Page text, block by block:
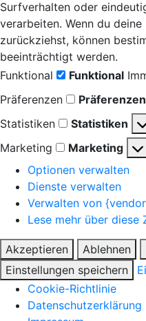
Surfverhalten oder
verarbeiten. Wenn du
zurückziehst, können
beeinträchtigt werden.
Funktional
Funktional
Präferenzen
Präferenzen
Statistiken
Statistiken
Marketing
Marketing
Optionen verwalten
Dienste verwalten
Verwalten von
Lese mehr über diese
Akzeptieren Ablehnen
Einstellungen speichern
Cookie-Richtlinie
Datenschutzerklärung